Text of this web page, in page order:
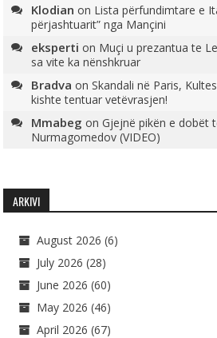
Klodian on Lista përfundimtare e
përjashtuarit” nga Mançini
eksperti on Muçi u prezantua te
sa vite ka nënshkruar
Bradva onSkandali në Paris,
kishte tentuar vetëvrasjen!
Mmabeg onGjejnë pikën e dobët
Nurmagomedov (VIDEO)
ARKIVI
August 2026 (6)
July 2026 (28)
June 2026 (60)
May 2026 (46)
April 2026 (67)